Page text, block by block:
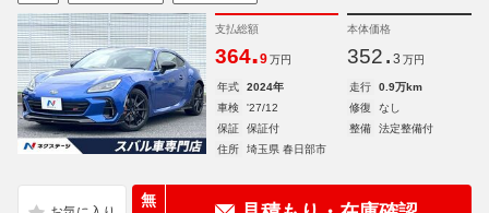
支払総額
364.9 万円
本体価格
352. 3 万円
年式 2024年 走行
0.9万km
車検
'27/12 修復
なし
保証
保証付 整備
法定整備付
住所
埼玉県 春日部市
無